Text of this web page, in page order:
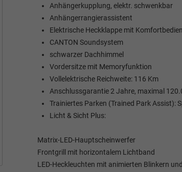
Anhängerkupplung, elektr. schwenkbar
Anhängerrangierassistent
Elektrische Heckklappe mit
CANTON Soundsystem
schwarzer Dachhimmel
Vordersitze mit Memoryfunktion
Vollelektrische Reichweite: 116 Km
Anschlussgarantie 2 Jahre, maximal
Trainiertes Parken (Trained Park Assist):
Licht & Sicht Plus:
Matrix-LED-Hauptscheinwerfer
Frontgrill mit horizontalem Lichtband
LED-Heckleuchten mit animierten Blinkern
Bünyamin Schael
Verkauf
Tel. 04181/2176-24
schael@take-your-car.de